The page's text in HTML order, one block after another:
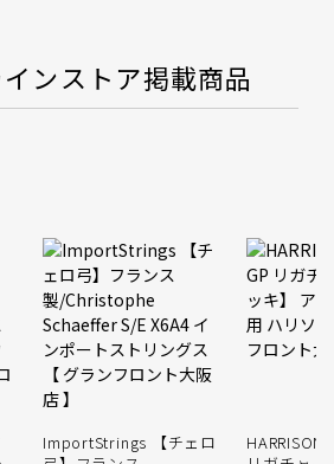
ンストア掲載商品
ImportStrings 【チェロ
HARRISON